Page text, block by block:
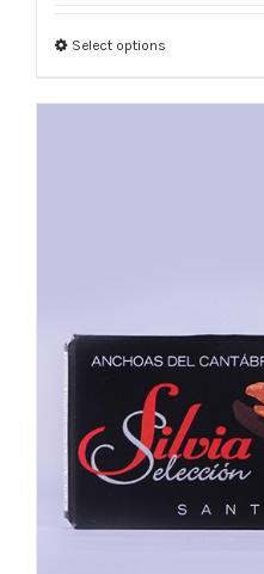
Select options